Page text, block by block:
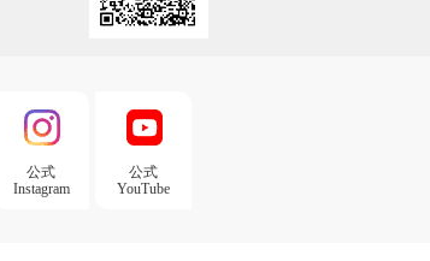
公式
Instagram
公式
YouTube